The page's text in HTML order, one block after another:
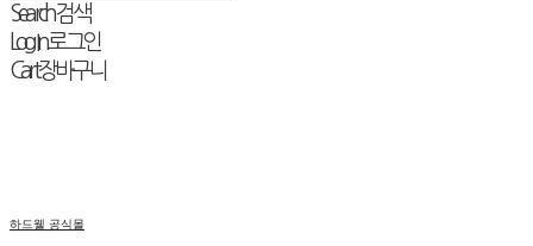
Search검색
Log In로그인
Cart장바구니
하드웰 공식몰